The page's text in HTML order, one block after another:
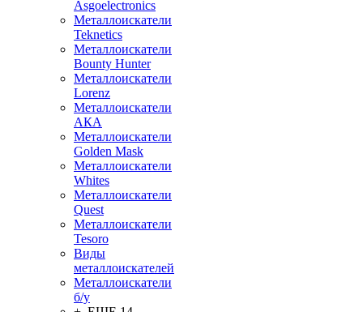
Asgoelectronics
Металлоискатели
Teknetics
Металлоискатели
Bounty Hunter
Металлоискатели
Lorenz
Металлоискатели
АКА
Металлоискатели
Golden Mask
Металлоискатели
Whites
Металлоискатели
Quest
Металлоискатели
Tesoro
Виды
металлоискателей
Металлоискатели
б/у